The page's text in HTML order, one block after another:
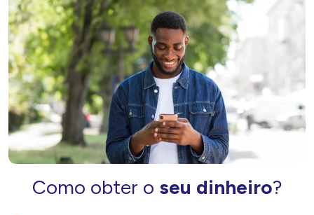
Como obter o seu dinheiro?